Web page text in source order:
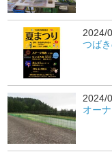
2024/
つば
2024/
オー